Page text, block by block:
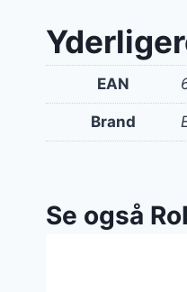
EAN
Brand
Se også